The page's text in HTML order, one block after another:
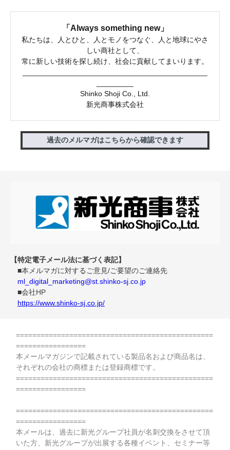
「Always something new」
私たちは、人とひと、人とモノをつなぐ、人と地球にやさ
しい商社として、
常に新しい技術を探し続け、社会に貢献してまいります。
Shinko Shoji Co., Ltd.
新光商事株式会社
過去のメルマガはこちらから確認できます
【特定電子メール法に基づく表記】
■本メルマガに対するご意見/ご要望のご連絡先
ml_digital_marketing@st.shinko-sj.co.jp
■会社HP
https://www.shinko-sj.co.jp/
================================================
=================
本メールマガジンで記載されている製品名および商品名は、
それぞれの会社の商標または登録商標です。
================================================
=================
================================================
=================
本メールは、過去に新光グループ社員が名刺交換をさせて頂
いた方、新光グループが出展する各種イベント、セミナー等